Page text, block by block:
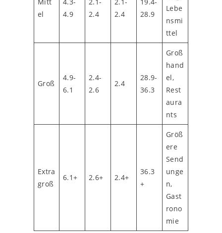
el
4.9
2.4
2.4
28.9
Lebe
nsmi
ttel
Groß
4.9-
6.1
2.4-
2.6
2.4
28.9-
36.3
Groß
hand
el,
Rest
aura
nts
Extra
groß
6.1+ 2.6+ 2.4+
36.3
+
Größ
ere
Send
unge
n,
Gast
rono
mie